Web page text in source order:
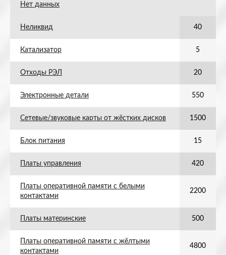
Нет данных
Неликвид 40
Катализатор 5
Отходы РЭЛ 20
Электронные детали 550
Сетевые/звуковые карты от жёстких дисков 1500
Блок питания 15
Платы управления 420
Платы оперативной памяти с белыми
контактами
2200
Платы материнские 500
Платы оперативной памяти с жёлтыми
контактами
4800